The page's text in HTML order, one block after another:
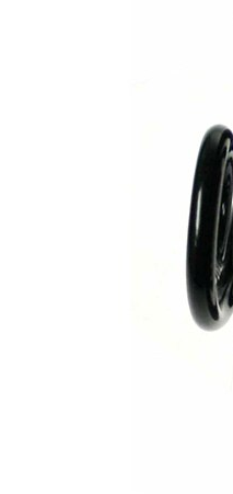
Doplňkový
výrobek/
doplňkové